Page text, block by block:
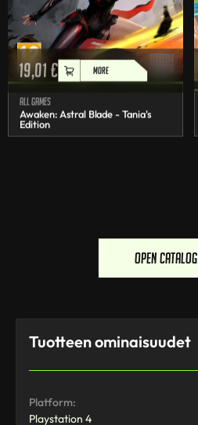
19,01€ MORE
All games
Awaken: Astral Blade - Tania's
Edition
open catalog
Tuotteen ominaisuudet
Platform:
Playstation 4